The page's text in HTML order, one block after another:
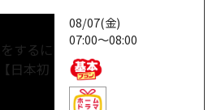
08/07(金)
07:00～08:00